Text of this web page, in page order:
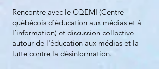
Rencontre avec le CQEMI (Centre
québécois d’éducation aux médias et à
l’information) et discussion collective
autour de l'éducation aux médias et la
lutte contre la désinformation.